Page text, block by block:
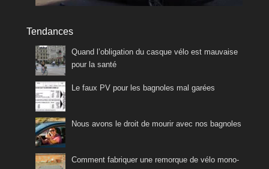
Tendances
Quand l’obligation du casque vélo est mauvaise
pour la santé
Le faux PV pour les bagnoles mal garées
Nous avons le droit de mourir avec nos bagnoles
Comment fabriquer une remorque de vélo mono-